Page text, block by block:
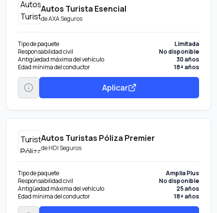
Autos Turista Esencial
deAXA Seguros
Tipo de paquete
Limitada
Responsabilidad civil
No disponible
Antigüedad máxima del vehículo
30 años
Edad mínima del conductor
18+ años
Aplicar
Autos Turistas Póliza Premier
deHDI Seguros
Tipo de paquete
Amplia Plus
Responsabilidad civil
No disponible
Antigüedad máxima del vehículo
25 años
Edad mínima del conductor
18+ años